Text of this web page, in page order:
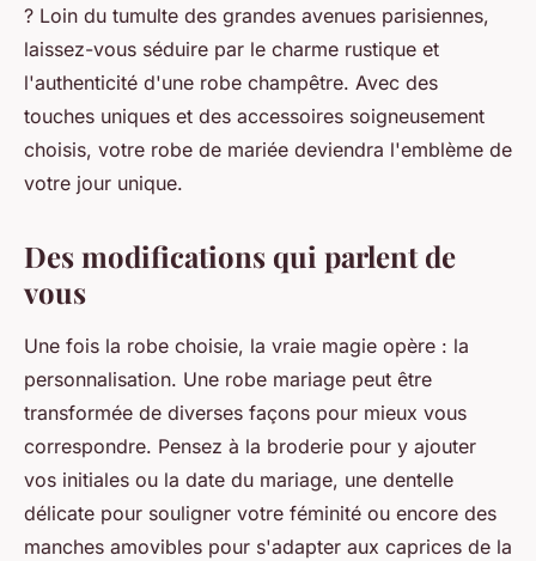
toussaint• 16 décembre 2023•2 min de lecture
? Loin du tumulte des grandes avenues parisiennes,
laissez-vous séduire par le charme rustique et
l'authenticité d'une robe champêtre. Avec des
touches uniques et des accessoires soigneusement
choisis, votre robe de mariée deviendra l'emblème de
votre jour unique.
Des modifications qui parlent de
vous
Une fois la robe choisie, la vraie magie opère : la
personnalisation. Une robe mariage peut être
transformée de diverses façons pour mieux vous
correspondre. Pensez à la broderie pour y ajouter
vos initiales ou la date du mariage, une dentelle
délicate pour souligner votre féminité ou encore des
manches amovibles pour s'adapter aux caprices de la